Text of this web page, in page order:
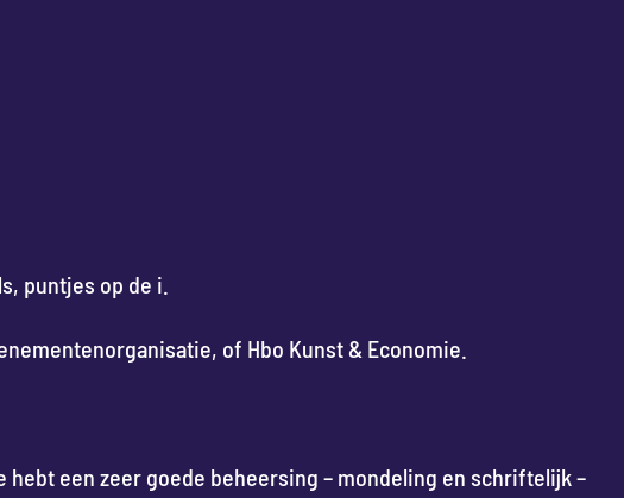
puntjes op de i.
of Hbo Kunst & Economie.
een zeer goede beheersing – mondeling en schriftelijk –